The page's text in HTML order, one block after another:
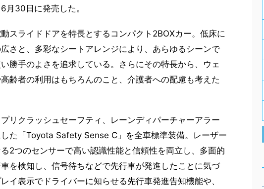
月30日に発売した。
スライドドアを特長とするコンパクト2BOXカー。低床に
さと、多彩なシートアレンジにより、あらゆるシーンで
勝手のよさを追求している。さらにその特長から、ウェ
齢者の利用はもちろんのこと、介護者への配慮も考えた
リクラッシュセーフティ、レーンディパーチャーアラー
た「Toyota Safety Sense C」を全車標準装備。レーザー
2つのセンサーで高い認識性能と信頼性を両立し、多面的
を検知し、信号待ちなどで先行車が発進したことに気づ
イ表示でドライバーに知らせる先行車発進告知機能や、